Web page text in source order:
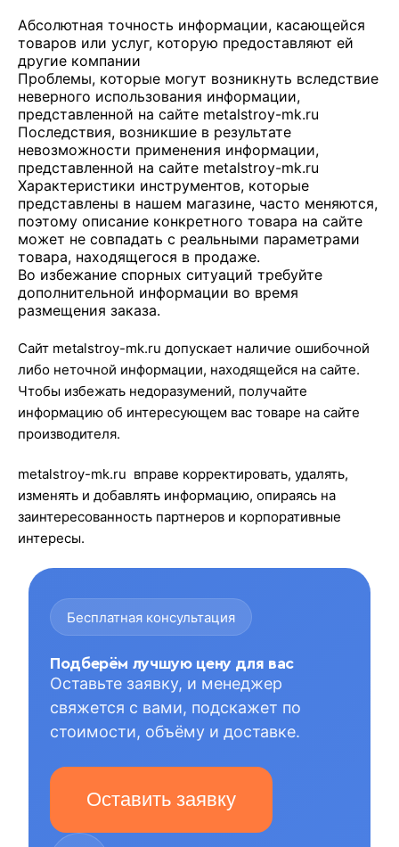
Абсолютная точность информации, касающейся
товаров или услуг, которую предоставляют ей
другие компании
Проблемы, которые могут возникнуть вследствие
неверного использования информации,
представленной на сайте metalstroy-mk.ru
Последствия, возникшие в результате
невозможности применения информации,
представленной на сайте metalstroy-mk.ru
Характеристики инструментов, которые
представлены в нашем магазине, часто меняются,
поэтому описание конкретного товара на сайте
может не совпадать с реальными параметрами
товара, находящегося в продаже.
Во избежание спорных ситуаций требуйте
дополнительной информации во время
размещения заказа.
Сайт metalstroy-mk.ru допускает наличие ошибочной
либо неточной информации, находящейся на сайте.
Чтобы избежать недоразумений, получайте
информацию об интересующем вас товаре на сайте
производителя.
metalstroy-mk.ru вправе корректировать, удалять,
изменять и добавлять информацию, опираясь на
заинтересованность партнеров и корпоративные
интересы.
Бесплатная консультация
Подберём лучшую цену для вас
Оставьте заявку, и менеджер
свяжется с вами, подскажет по
стоимости, объёму и доставке.
Оставить заявку